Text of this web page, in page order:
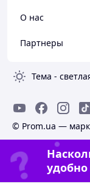
О нас
Партнеры
Тема -
© Prom.ua —